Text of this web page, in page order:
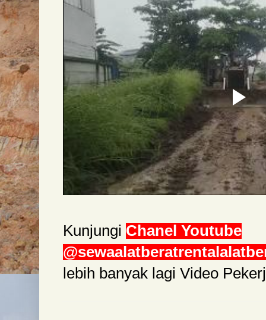
Kunjungi Chanel Youtube
lebih banyak lagi Video